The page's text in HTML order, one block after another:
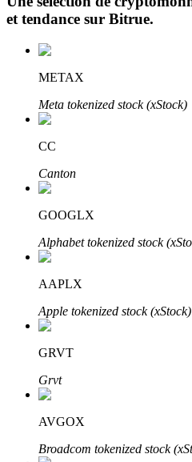
Apprenez le Staking
Découvrez comment gagner
Bitrue
et tendance sur Bitrue.
METAX
Meta tokenized stock (xStock)
CC
Canton
GOOGLX
Alphabet tokenized stock
AAPLX
Apple tokenized stock (xStock)
GRVT
Grvt
AVGOX
Broadcom tokenized stock